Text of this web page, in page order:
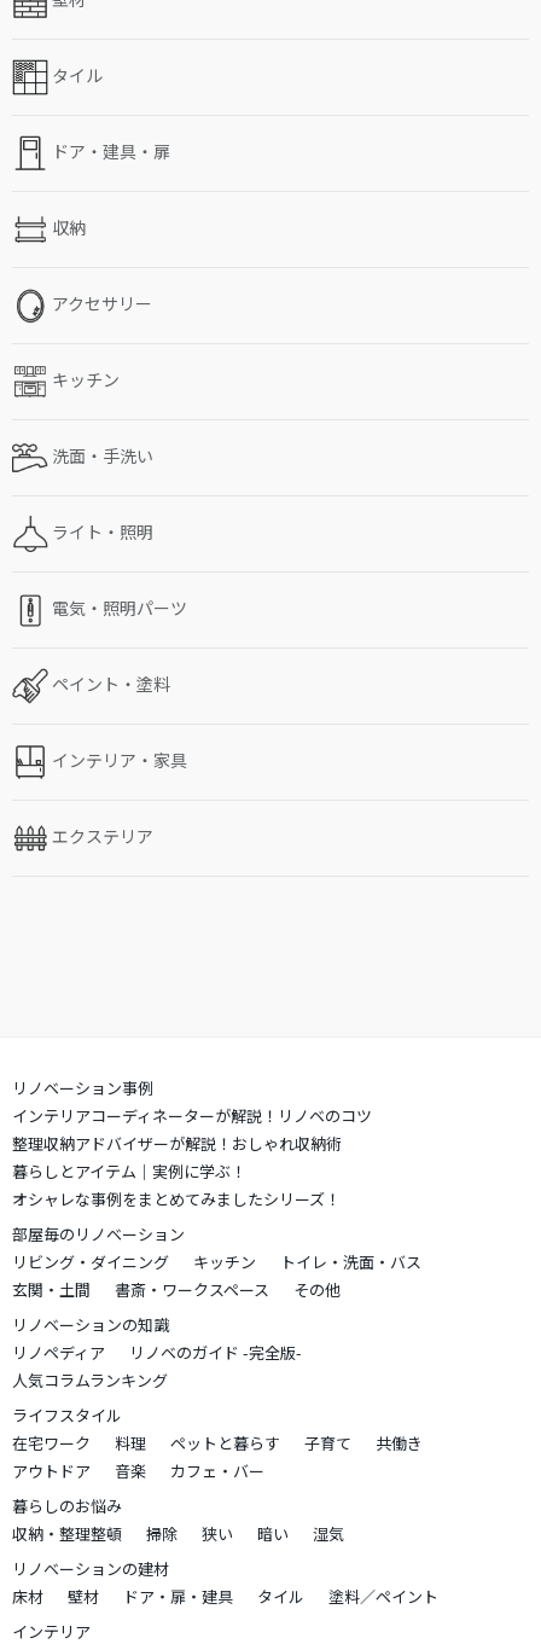
タイル
ドア・建具・扉
収納
アクセサリー
キッチン
洗面・手洗い
ライト・照明
電気・照明パーツ
ペイント・塗料
インテリア・家具
エクステリア
リノベーション事例
インテリアコーディネーターが解説！リノベのコツ
整理収納アドバイザーが解説！おしゃれ収納術
暮らしとアイテム｜実例に学ぶ！
オシャレな事例をまとめてみましたシリーズ！
部屋毎のリノベーション
リビング・ダイニング
キッチン
トイレ・洗面・バス
玄関・土間
書斎・ワークスペース
その他
リノベーションの知識
リノペディア
リノベのガイド -完全版-
人気コラムランキング
ライフスタイル
在宅ワーク
料理 ペットと暮らす 子育て
共働き
アウトドア
音楽
カフェ・バー
暮らしのお悩み
収納・整理整頓
掃除 狭い 暗い
湿気
リノベーションの建材
床材
壁材 ドア・扉・建具 タイル
塗料／ペイント
インテリア